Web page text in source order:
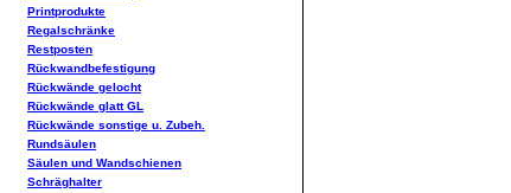
Printprodukte
Regalschränke
Restposten
Rückwandbefestigung
Rückwände gelocht
Rückwände glatt GL
Rückwände sonstige u. Zubeh.
Rundsäulen
Säulen und Wandschienen
Schräghalter